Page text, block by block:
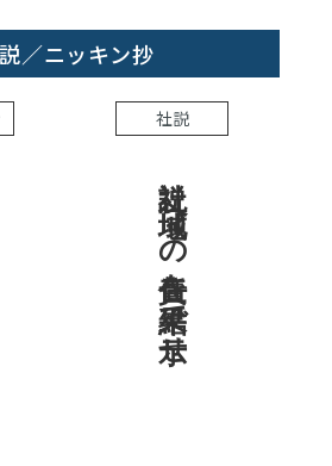
／ニッキン抄
社説
社説 地域への責任を結果で示せ